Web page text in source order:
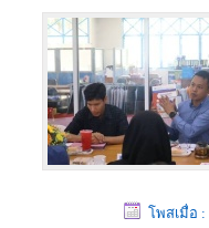
โพสเมื่อ :